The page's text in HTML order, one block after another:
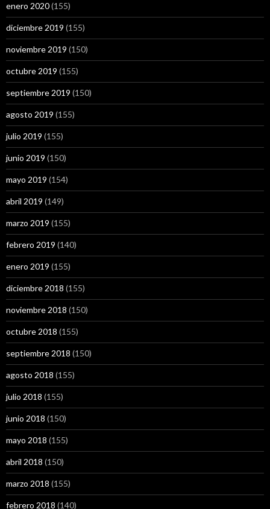
enero 2020(155)
diciembre 2019 (155)
noviembre 2019 (150)
octubre 2019 (155)
septiembre 2019 (150)
agosto 2019 (155)
julio 2019 (155)
junio 2019 (150)
mayo 2019 (154)
abril 2019 (149)
marzo 2019 (155)
febrero 2019 (140)
enero 2019 (155)
diciembre 2018 (155)
noviembre 2018 (150)
octubre 2018 (155)
septiembre 2018 (150)
agosto 2018 (155)
julio 2018 (155)
junio 2018 (150)
mayo 2018 (155)
abril 2018 (150)
marzo 2018 (155)
febrero 2018 (140)